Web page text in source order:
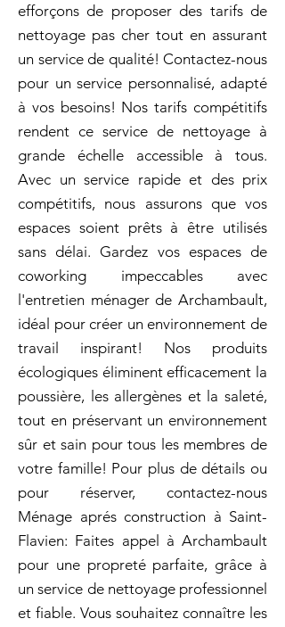
efforçons de proposer des tarifs de
nettoyage pas cher tout en assurant
un service de qualité! Contactez-nous
pour un service personnalisé, adapté
à vos besoins! Nos tarifs compétitifs
rendent ce service de nettoyage à
grande échelle accessible à tous.
Avec un service rapide et des prix
compétitifs, nous assurons que vos
espaces soient prêts à être utilisés
sans délai. Gardez vos espaces de
coworking impeccables avec
l'entretien ménager de Archambault,
idéal pour créer un environnement de
travail inspirant! Nos produits
écologiques éliminent efficacement la
poussière, les allergènes et la saleté,
tout en préservant un environnement
sûr et sain pour tous les membres de
votre famille! Pour plus de détails ou
pour réserver, contactez-nous
Ménage aprés construction à Saint-
Flavien: Faites appel à Archambault
pour une propreté parfaite, grâce à
un service de nettoyage professionnel
et fiable. Vous souhaitez connaître les